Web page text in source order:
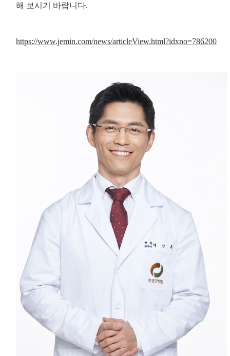
해 보시기 바랍니다.
https://www.jemin.com/news/articleView.html?idxno=786200